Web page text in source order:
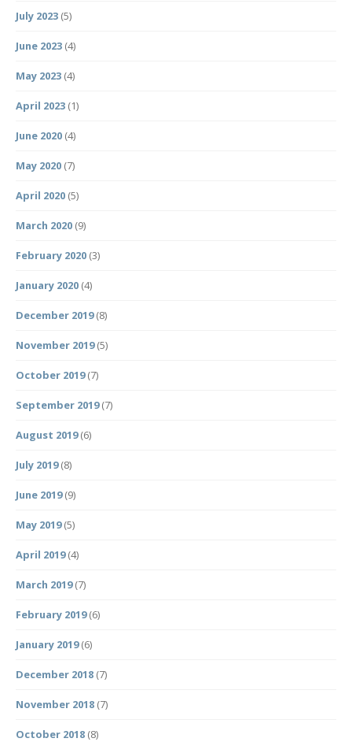
July 2023 (5)
June 2023 (4)
May 2023 (4)
April 2023 (1)
June 2020 (4)
May 2020 (7)
April 2020 (5)
March 2020 (9)
February 2020 (3)
January 2020 (4)
December 2019(8)
November 2019(5)
October 2019(7)
September 2019(7)
August 2019(6)
July 2019(8)
June 2019(9)
May 2019(5)
April 2019(4)
March 2019(7)
February 2019(6)
January 2019(6)
December 2018 (7)
November 2018 (7)
October 2018 (8)